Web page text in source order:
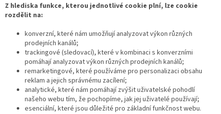
Z hlediska funkce, kterou jednotlivé cookie plní, lze cookie
rozdělit na:
konverzní, které nám umožňují analyzovat výkon různých
prodejních kanálů;
trackingové (sledovací), které v kombinaci s konverzními
pomáhají analyzovat výkon různých prodejních kanálů;
remarketingové, které používáme pro personalizaci obsahu
reklam a jejich správnému zacílení;
analytické, které nám pomáhají zvýšit uživatelské pohodlí
našeho webu tím, že pochopíme, jak jej uživatelé používají;
esenciální, které jsou důležité pro základní funkčnost webu.